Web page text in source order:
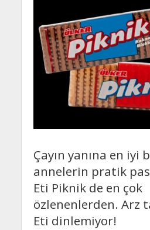
Çayın yanına en iyi
annelerin pratik
Eti Piknik de en çok
özlenenlerden. Arz
Eti dinlemiyor!